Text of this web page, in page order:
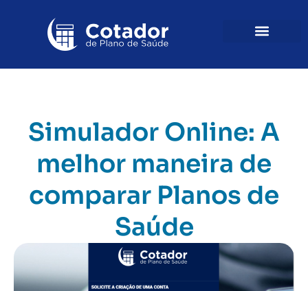
Simulador Online: A
melhor maneira de
comparar Planos de
Saúde